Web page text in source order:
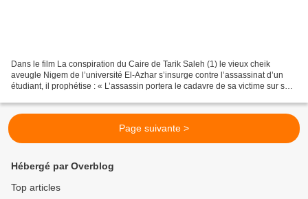
Dans le film La conspiration du Caire de Tarik Saleh (1) le vieux cheik
aveugle Nigem de l’université El-Azhar s’insurge contre l’assassinat d’un
étudiant, il prophétise : « L’assassin portera le cadavre de sa victime sur son
Page suivante >
Hébergé par Overblog
Top articles